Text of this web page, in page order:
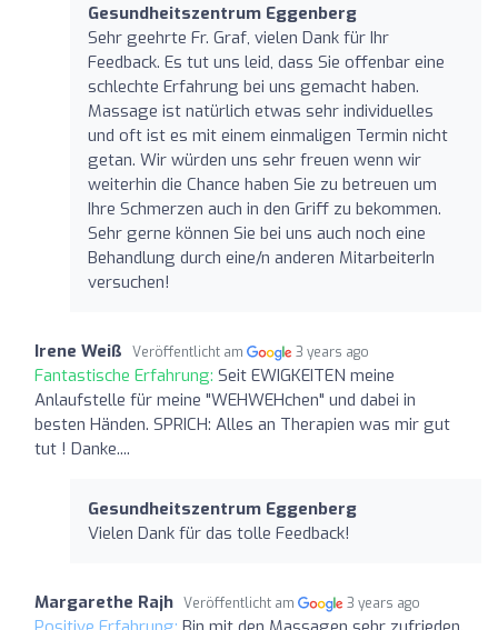
Gesundheitszentrum Eggenberg
Sehr geehrte Fr. Graf, vielen Dank für Ihr
Feedback. Es tut uns leid, dass Sie offenbar eine
schlechte Erfahrung bei uns gemacht haben.
Massage ist natürlich etwas sehr individuelles
und oft ist es mit einem einmaligen Termin nicht
getan. Wir würden uns sehr freuen wenn wir
weiterhin die Chance haben Sie zu betreuen um
Ihre Schmerzen auch in den Griff zu bekommen.
Sehr gerne können Sie bei uns auch noch eine
Behandlung durch eine/n anderen MitarbeiterIn
versuchen!
Irene Weiß Veröffentlicht am 3 years ago
Fantastische Erfahrung: Seit EWIGKEITEN meine
Anlaufstelle für meine "WEHWEHchen" und dabei in
besten Händen. SPRICH: Alles an Therapien was mir gut
tut ! Danke....
Gesundheitszentrum Eggenberg
Vielen Dank für das tolle Feedback!
Margarethe Rajh Veröffentlicht am 3 years ago